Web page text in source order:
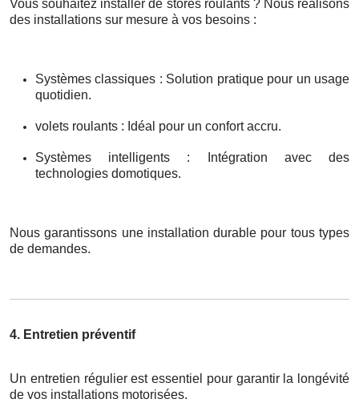
Vous souhaitez installer de stores roulants ? Nous réalisons
des installations sur mesure à vos besoins :
Systèmes classiques : Solution pratique pour un usage
quotidien.
volets roulants : Idéal pour un confort accru.
Systèmes intelligents : Intégration avec des
technologies domotiques.
Nous garantissons une installation durable pour tous types
de demandes.
4. Entretien préventif
Un entretien régulier est essentiel pour garantir la longévité
de vos installations motorisées.